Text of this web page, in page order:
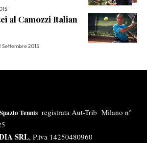
al Camozzi Italian
Settembre 2015
Spazio Tennis registrata Aut-Trib Milano n°
SRL, P.iva 14250480960